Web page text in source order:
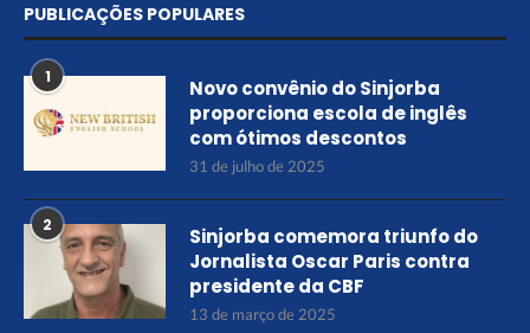
PUBLICAÇÕES POPULARES
1
Novo convênio do Sinjorba
proporciona escola de inglês
com ótimos descontos
31 de julho de 2025
2
Sinjorba comemora triunfo do
Jornalista Oscar Paris contra
presidente da CBF
13 de março de 2025